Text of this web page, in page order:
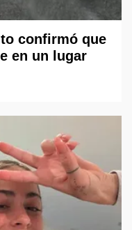
confirmó que
en un lugar